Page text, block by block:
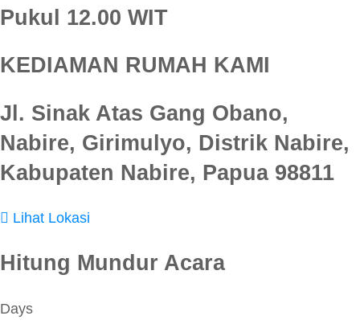
Pukul 12.00 WIT
KEDIAMAN RUMAH KAMI
Jl. Sinak Atas Gang Obano,
Nabire, Girimulyo, Distrik Nabire,
Kabupaten Nabire, Papua 98811
Lihat Lokasi
Hitung Mundur Acara
Days